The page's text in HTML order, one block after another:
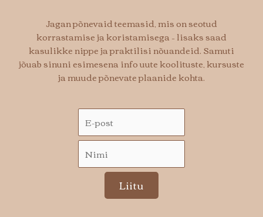
Jagan põnevaid teemasid, mis on seotud
korrastamise ja koristamisega – lisaks saad
kasulikke nippe ja praktilisi nõuandeid. Samuti
jõuab sinuni esimesena info uute koolituste, kursuste
ja muude põnevate plaanide kohta.
Liitu